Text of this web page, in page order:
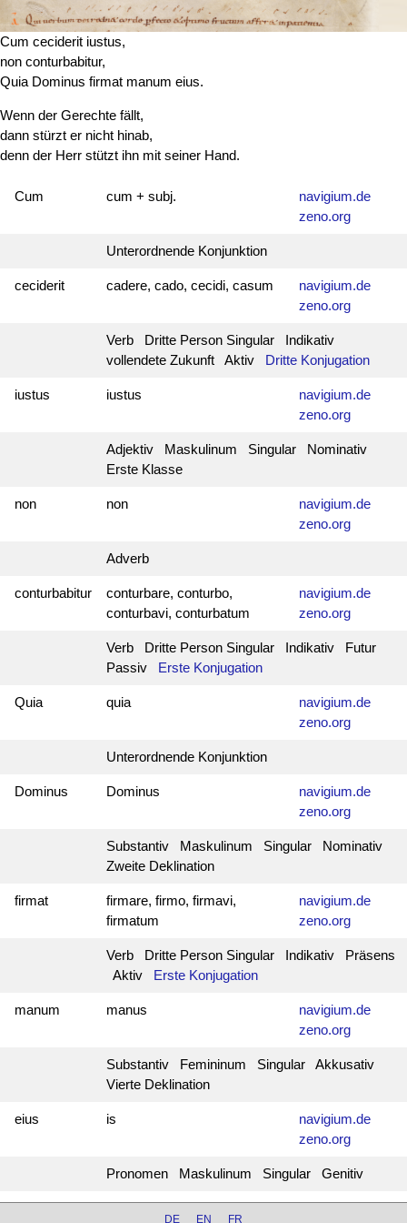
Cum ceciderit iustus,
non conturbabitur,
Quia Dominus firmat manum eius.
Wenn der Gerechte fällt,
dann stürzt er nicht hinab,
denn der Herr stützt ihn mit seiner Hand.
Cum cum + subj.
navigium.de
zeno.org
Unterordnende Konjunktion
ceciderit cadere, cado, cecidi, casum
navigium.de
zeno.org
Verb Dritte Person Singular Indikativ
vollendete Zukunft Aktiv Dritte Konjugation
iustus iustus
navigium.de
zeno.org
Adjektiv Maskulinum Singular Nominativ
Erste Klasse
non non
navigium.de
zeno.org
Adverb
conturbabitur
conturbare, conturbo,
conturbavi, conturbatum
navigium.de
zeno.org
Verb Dritte Person Singular Indikativ Futur
Passiv Erste Konjugation
Quia quia
navigium.de
zeno.org
Unterordnende Konjunktion
Dominus Dominus
navigium.de
zeno.org
Substantiv Maskulinum Singular Nominativ
Zweite Deklination
firmat
firmare, firmo, firmavi,
firmatum
navigium.de
zeno.org
Verb Dritte Person Singular Indikativ Präsens
Aktiv Erste Konjugation
manum manus
navigium.de
zeno.org
Substantiv Femininum Singular Akkusativ
Vierte Deklination
eius is
navigium.de
zeno.org
Pronomen Maskulinum Singular Genitiv
DE EN FR